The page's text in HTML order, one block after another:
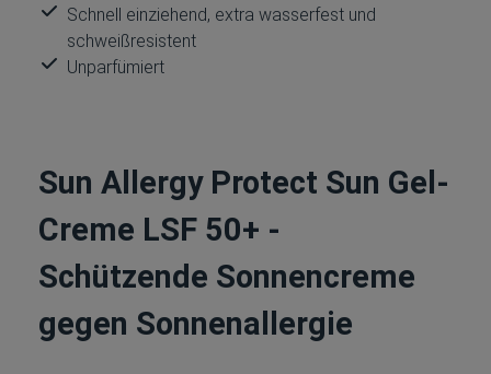
Schnell einziehend, extra wasserfest und
schweißresistent
Unparfümiert
Sun Allergy Protect Sun Gel-
Creme LSF 50+ -
Schützende Sonnencreme
gegen Sonnenallergie